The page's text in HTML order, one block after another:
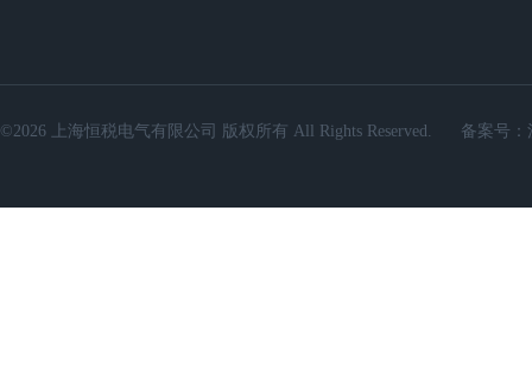
©2026 上海恒税电气有限公司 版权所有 All Rights Reserved. 备案号：